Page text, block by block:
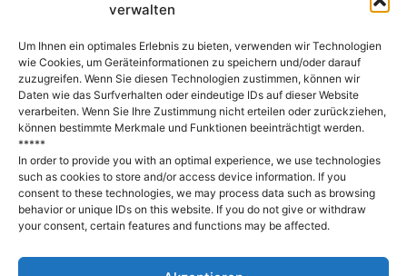
verwalten
Um Ihnen ein optimales Erlebnis zu bieten, verwenden wir Technologien
wie Cookies, um Geräteinformationen zu speichern und/oder darauf
zuzugreifen. Wenn Sie diesen Technologien zustimmen, können wir
Daten wie das Surfverhalten oder eindeutige IDs auf dieser Website
verarbeiten. Wenn Sie Ihre Zustimmung nicht erteilen oder zurückziehen,
können bestimmte Merkmale und Funktionen beeinträchtigt werden.
*****
In order to provide you with an optimal experience, we use technologies
such as cookies to store and/or access device information. If you
consent to these technologies, we may process data such as browsing
behavior or unique IDs on this website. If you do not give or withdraw
your consent, certain features and functions may be affected.
(Deutsch) Engagiert für Vielfalt!